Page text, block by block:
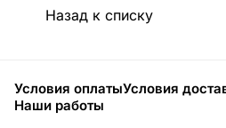
Назад к списку
Условия оплатыУсловия
Наши работы